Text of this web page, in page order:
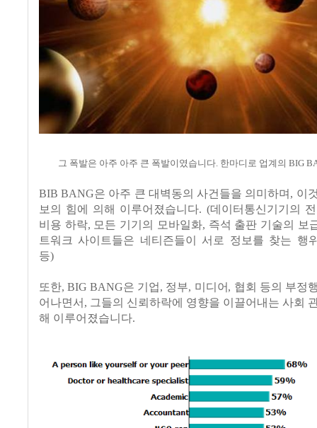
그 폭발은 아주 아주 큰 폭발이였습니다. 한마디로 업계의 BIG
BIB BANG은 아주 큰 대벽동의 사건들을 의미하며, 이
보의 힘에 의해 이루어졌습니다. (데이터통신기기의
비용 하락, 모든 기기의 모바일화, 즉석 출판 기술의 보
트워크 사이트들은 네티즌들이 서로 정보를 찾는 행
등)
또한, BIG BANG은 기업, 정부, 미디어, 협회 등의 부정
어나면서, 그들의 신뢰하락에 영향을 이끌어내는 사회
해 이루어졌습니다.